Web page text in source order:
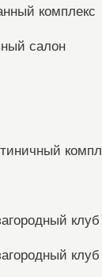
комплекс
салон
клуб
клуб